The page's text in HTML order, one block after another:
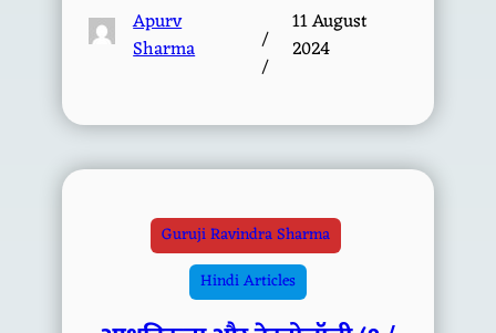
Apurv
Sharma
/
/
11 August
2024
Guruji Ravindra Sharma
Hindi Articles